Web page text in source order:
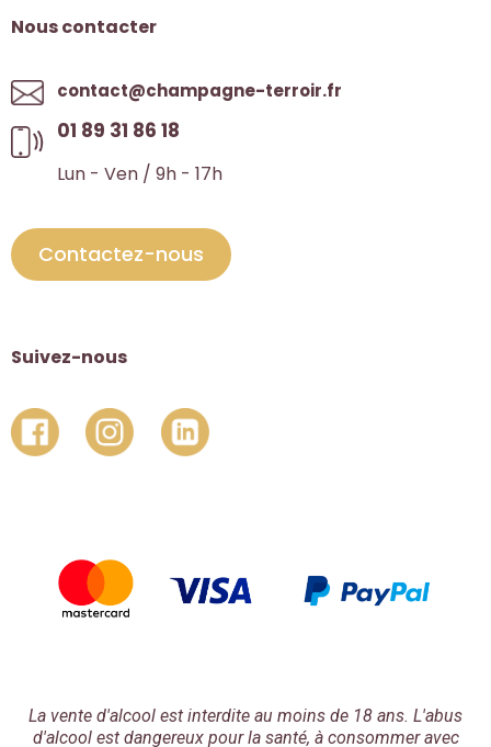
Nous contacter
contact@champagne-terroir.fr
01 89 31 86 18
Lun - Ven / 9h - 17h
Contactez-nous
Suivez-nous
La vente d'alcool est interdite au moins de 18 ans. L'abus
d'alcool est dangereux pour la santé, à consommer avec